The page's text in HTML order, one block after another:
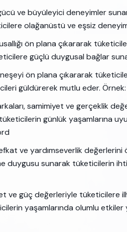
ve büyüleyici deneyimler
olağanüstü ve eşsiz
ön plana çıkararak
güçlü duygusal bağlar
ön plana çıkararak
güldürerek mutlu eder.
samimiyet ve gerçeklik
günlük yaşamlarına
ve yardımseverlik
sunarak tüketicilerin
ve güç değerleriyle tüketicilere
yaşamlarında olumlu etkiler